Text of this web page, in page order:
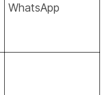
WhatsApp